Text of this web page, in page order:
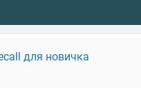
для новичка